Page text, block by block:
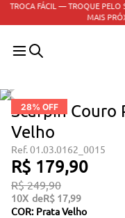
TROCA FÁCIL — TROQUE PELO
MAIS
28% OFF
Scarpin Couro
Velho
01.03.0162_0015
R$ 179,90
R$ 249,90
10 R$ 17,99
COR: Prata Velho